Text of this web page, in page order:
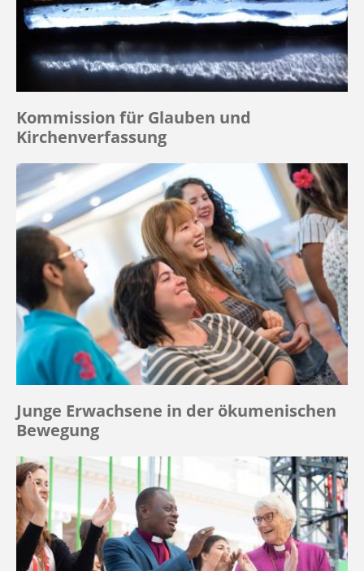
Kommission für Glauben und
Kirchenverfassung
Junge Erwachsene in der ökumenischen
Bewegung